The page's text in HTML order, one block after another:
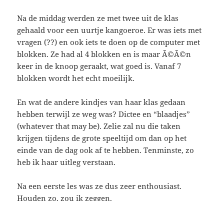
Na de middag werden ze met twee uit de klas
gehaald voor een uurtje kangoeroe. Er was iets met
vragen (??) en ook iets te doen op de computer met
blokken. Ze had al 4 blokken en is maar Ã©Ã©n
keer in de knoop geraakt, wat goed is. Vanaf 7
blokken wordt het echt moeilijk.
En wat de andere kindjes van haar klas gedaan
hebben terwijl ze weg was? Dictee en “blaadjes”
(whatever that may be). Zelie zal nu die taken
krijgen tijdens de grote speeltijd om dan op het
einde van de dag ook af te hebben. Tenminste, zo
heb ik haar uitleg verstaan.
Na een eerste les was ze dus zeer enthousiast.
Houden zo, zou ik zeggen.